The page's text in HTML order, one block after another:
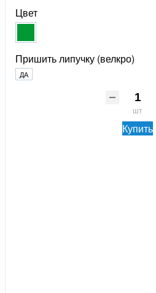
Цвет
Пришить липучку (велкро)
ДА
шт
Купить